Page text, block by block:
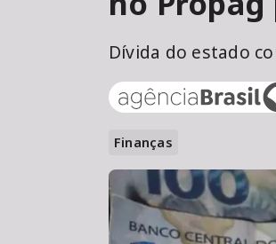
Dívida do estado
Finanças